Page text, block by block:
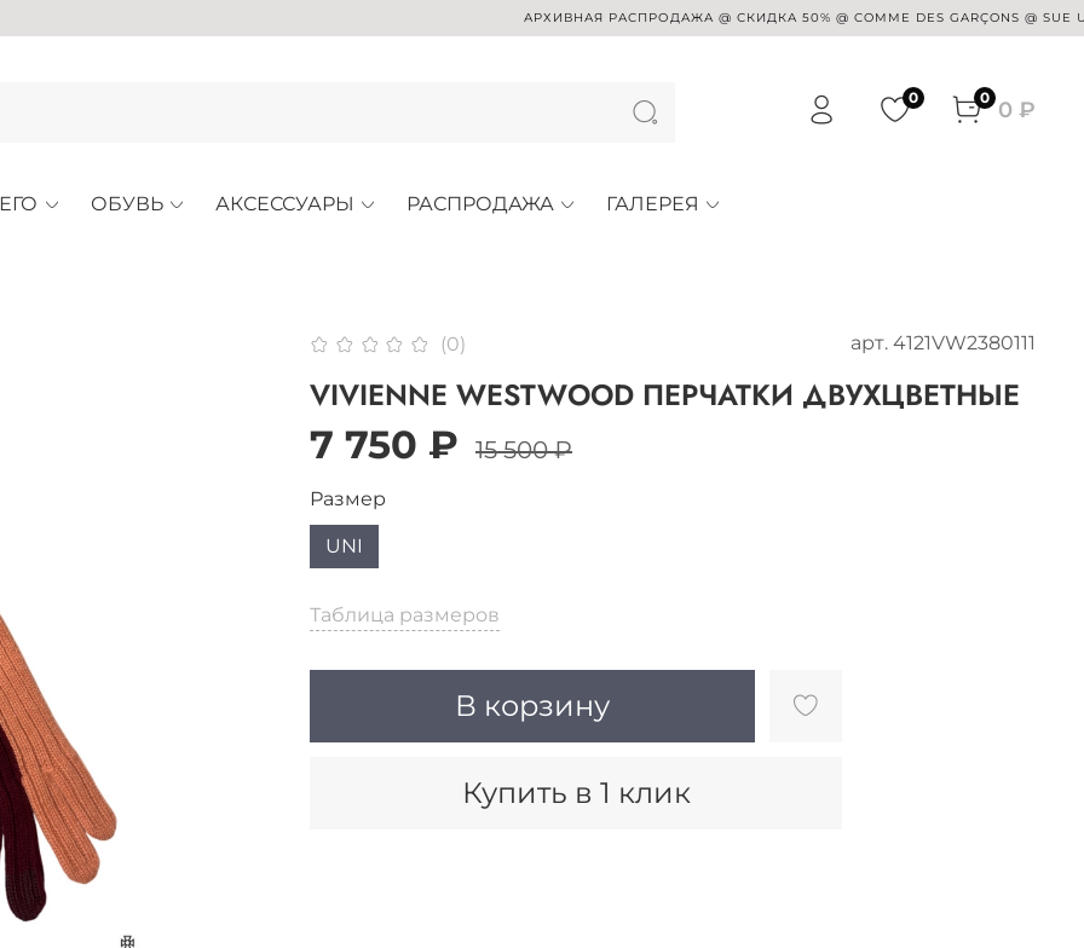
АРХИВНАЯ РАСПРОДАЖА @ СКИДКА 50% @ COMME DES GARÇONS @ SUE
0 0 0 ₽
ОБУВЬ АКСЕССУАРЫ РАСПРОДАЖА ГАЛЕРЕЯ
(0) арт. 4121VW2380111
VIVIENNE WESTWOOD ПЕРЧАТКИ ДВУХЦВЕТНЫЕ
7 750 ₽ 15 500 ₽
Таблица размеров
В корзину
Купить в 1 клик
Размер
UNI